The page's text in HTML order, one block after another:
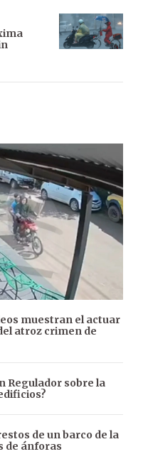
muestran el actuar
atroz crimen de
Regulador sobre la
de un barco de la
de ánforas